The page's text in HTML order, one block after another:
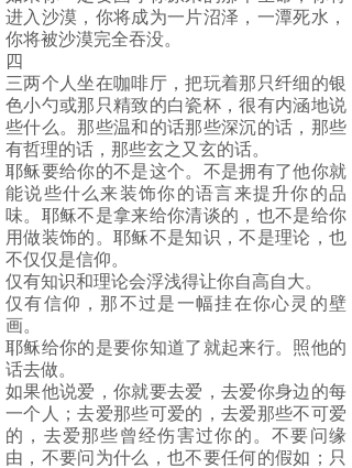
进入沙漠，你将成为一片沼泽，一潭死水，
你将被沙漠完全吞没。
四
三两个人坐在咖啡厅，把玩着那只纤细的银
色小勺或那只精致的白瓷杯，很有内涵地说
些什么。那些温和的话那些深沉的话，那些
有哲理的话，那些玄之又玄的话。
耶稣要给你的不是这个。不是拥有了他你就
能说些什么来装饰你的语言来提升你的品
味。耶稣不是拿来给你清谈的，也不是给你
用做装饰的。耶稣不是知识，不是理论，也
不仅仅是信仰。
仅有知识和理论会浮浅得让你自高自大。
仅有信仰，那不过是一幅挂在你心灵的壁
画。
耶稣给你的是要你知道了就起来行。照他的
话去做。
如果他说爱，你就要去爱，去爱你身边的每
一个人；去爱那些可爱的，去爱那些不可爱
的，去爱那些曾经伤害过你的。不要问缘
由，不要问为什么，也不要任何的假如；只